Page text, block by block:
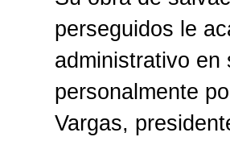
perseguidos le
administrativo en
personalmente
Vargas,